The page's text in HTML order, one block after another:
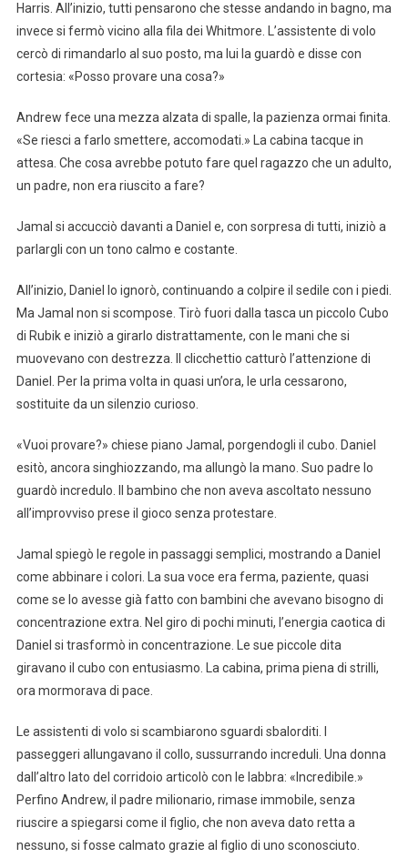
Harris. All’inizio, tutti pensarono che stesse andando in bagno, ma
invece si fermò vicino alla fila dei Whitmore. L’assistente di volo
cercò di rimandarlo al suo posto, ma lui la guardò e disse con
cortesia: «Posso provare una cosa?»
Andrew fece una mezza alzata di spalle, la pazienza ormai finita.
«Se riesci a farlo smettere, accomodati.» La cabina tacque in
attesa. Che cosa avrebbe potuto fare quel ragazzo che un adulto,
un padre, non era riuscito a fare?
Jamal si accucciò davanti a Daniel e, con sorpresa di tutti, iniziò a
parlargli con un tono calmo e costante.
All’inizio, Daniel lo ignorò, continuando a colpire il sedile con i piedi.
Ma Jamal non si scompose. Tirò fuori dalla tasca un piccolo Cubo
di Rubik e iniziò a girarlo distrattamente, con le mani che si
muovevano con destrezza. Il clicchettio catturò l’attenzione di
Daniel. Per la prima volta in quasi un’ora, le urla cessarono,
sostituite da un silenzio curioso.
«Vuoi provare?» chiese piano Jamal, porgendogli il cubo. Daniel
esitò, ancora singhiozzando, ma allungò la mano. Suo padre lo
guardò incredulo. Il bambino che non aveva ascoltato nessuno
all’improvviso prese il gioco senza protestare.
Jamal spiegò le regole in passaggi semplici, mostrando a Daniel
come abbinare i colori. La sua voce era ferma, paziente, quasi
come se lo avesse già fatto con bambini che avevano bisogno di
concentrazione extra. Nel giro di pochi minuti, l’energia caotica di
Daniel si trasformò in concentrazione. Le sue piccole dita
giravano il cubo con entusiasmo. La cabina, prima piena di strilli,
ora mormorava di pace.
Le assistenti di volo si scambiarono sguardi sbalorditi. I
passeggeri allungavano il collo, sussurrando increduli. Una donna
dall’altro lato del corridoio articolò con le labbra: «Incredibile.»
Perfino Andrew, il padre milionario, rimase immobile, senza
riuscire a spiegarsi come il figlio, che non aveva dato retta a
nessuno, si fosse calmato grazie al figlio di uno sconosciuto.